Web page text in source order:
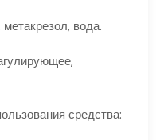
вода.
средства: